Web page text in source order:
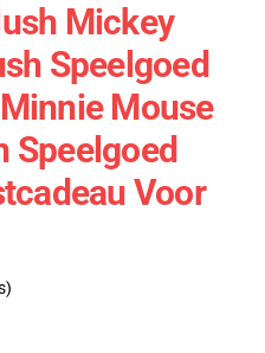
Mickey
Speelgoed
Mouse
Speelgoed
Voor